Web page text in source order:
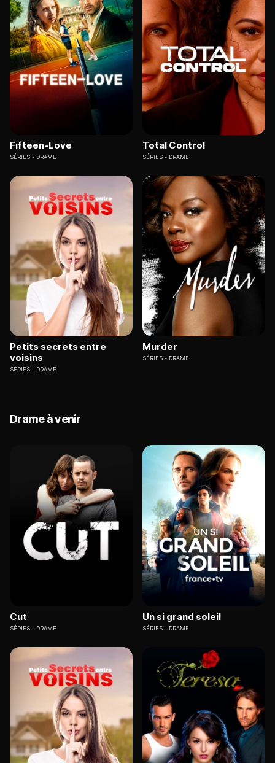
Fifteen-Love
SÉRIES DRAME
Total Control
SÉRIES DRAME
Petits secrets entre
voisins
SÉRIES DRAME
Murder
SÉRIES DRAME
Drame à venir
Cut
SÉRIES DRAME
Un si grand soleil
SÉRIES DRAME